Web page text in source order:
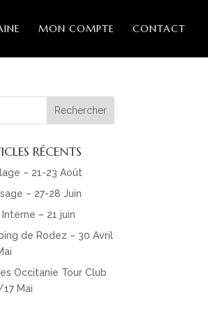
MON COMPTE CONTACT
RÉCENTS
– 21-23 Août
– 27-28 Juin
Interne – 21 juin
de Rodez – 30 Avril
Occitanie Tour Club
Mai